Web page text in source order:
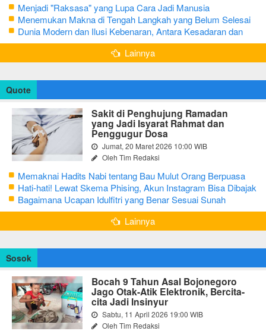
Menjadi "Raksasa" yang Lupa Cara Jadi Manusia
Menemukan Makna di Tengah Langkah yang Belum Selesai
Dunia Modern dan Ilusi Kebenaran, Antara Kesadaran dan
terjebak Tipu Daya
Lainnya
Quote
Sakit di Penghujung Ramadan
yang Jadi Isyarat Rahmat dan
Penggugur Dosa
Jumat, 20 Maret 2026 10:00 WIB
Oleh Tim Redaksi
Memaknai Hadits Nabi tentang Bau Mulut Orang Berpuasa
Secara Bijak Agar Tidak Menggangu
Hati-hati! Lewat Skema Phising, Akun Instagram Bisa Dibajak
Kurang dari 3 Menit
Bagaimana Ucapan Idulfitri yang Benar Sesuai Sunah
Rasulullah
Lainnya
Sosok
Bocah 9 Tahun Asal Bojonegoro
Jago Otak-Atik Elektronik, Bercita-
cita Jadi Insinyur
Sabtu, 11 April 2026 19:00 WIB
Oleh Tim Redaksi